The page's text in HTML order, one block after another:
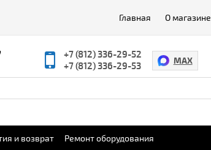
Главная
О магазине
+7 (812) 336-29-52
+7 (812) 336-29-53
MAX
и возврат Ремонт оборудования